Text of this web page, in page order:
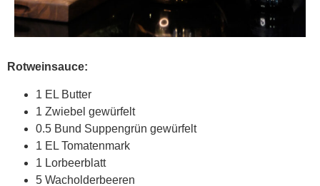
Rotweinsauce:
1 EL Butter
1 Zwiebel gewürfelt
0.5 Bund Suppengrün gewürfelt
1 EL Tomatenmark
1 Lorbeerblatt
5 Wacholderbeeren